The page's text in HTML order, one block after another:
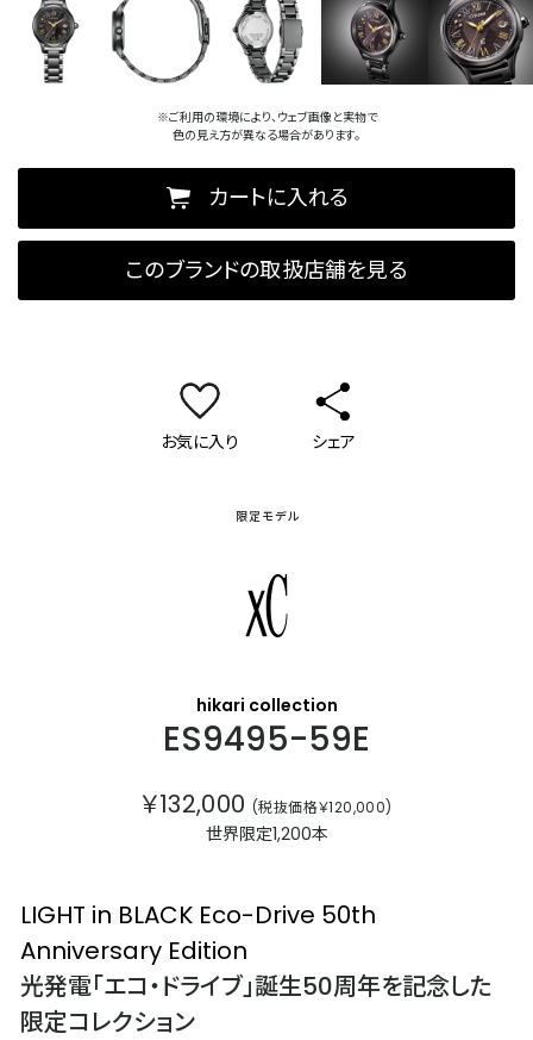
※ご利用の環境により、ウェブ画像と実物で
色の見え方が異なる場合があります。
カートに入れる
このブランドの取扱店舗を見る
お気に入り シェア
限定モデル
hikari collection
ES9495-59E
￥132,000 (税抜価格￥120,000)
世界限定1,200本
LIGHT in BLACK Eco-Drive 50th
Anniversary Edition
光発電「エコ・ドライブ」誕生50周年を記念した
限定コレクション